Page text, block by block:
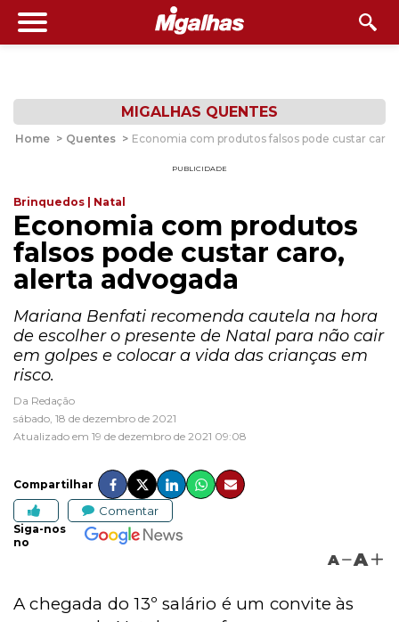
MIGALHAS QUENTES
Home > Quentes > Economia com produtos falsos pode custar
PUBLICIDADE
Brinquedos | Natal
Economia com produtos
falsos pode custar caro,
alerta advogada
Mariana Benfati recomenda cautela na hora
de escolher o presente de Natal para não cair
em golpes e colocar a vida das crianças em
risco.
Da Redação
sábado, 18 de dezembro de 2021
Atualizado em 19 de dezembro de 2021 09:08
Compartilhar
Comentar
Siga-nos
no
A A
A chegada do 13º salário é um convite às